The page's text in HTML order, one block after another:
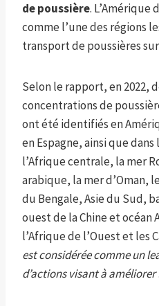
de poussière. L’Amérique
comme l’une des régions
transport de poussières
Selon le rapport, en 2022,
concentrations de
ont été identifiés en
en Espagne, ainsi que
l’Afrique centrale, la mer
arabique, la mer d’Oman,
du Bengale, Asie du Sud,
ouest de la Chine et
l’Afrique de l’Ouest et les
est considérée comme un
d’actions visant à améliorer